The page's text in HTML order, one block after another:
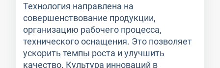
Технология направлена на
совершенствование продукции,
организацию рабочего процесса,
технического оснащения. Это позволяет
ускорить темпы роста и улучшить
качество. Культура инноваций в